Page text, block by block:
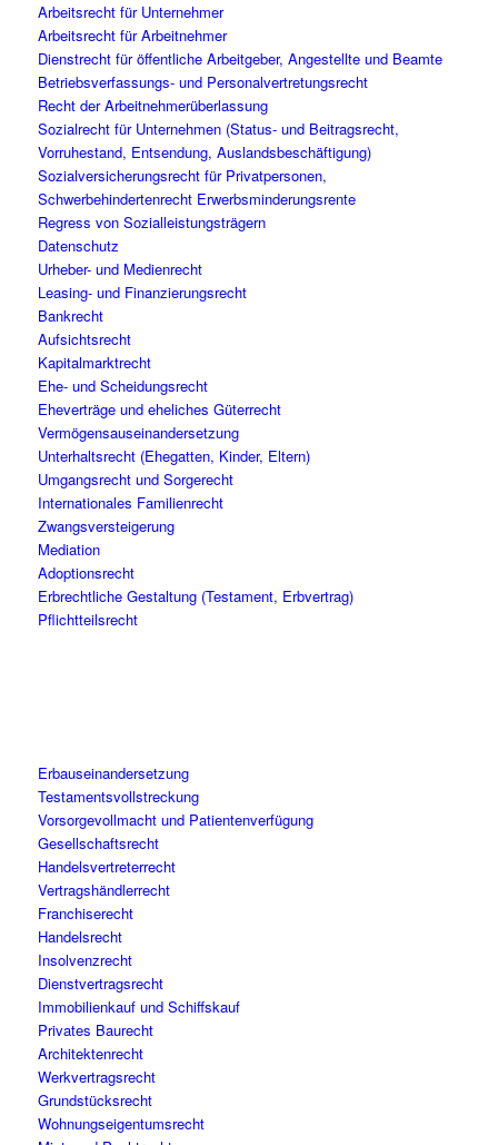
Arbeitsrecht für Unternehmer
Arbeitsrecht für Arbeitnehmer
Dienstrecht für öffentliche Arbeitgeber, Angestellte und Beamte
Betriebsverfassungs- und Personalvertretungsrecht
Recht der Arbeitnehmerüberlassung
Sozialrecht für Unternehmen (Status- und Beitragsrecht,
Vorruhestand, Entsendung, Auslandsbeschäftigung)
Sozialversicherungsrecht für Privatpersonen,
Schwerbehindertenrecht Erwerbsminderungsrente
Regress von Sozialleistungsträgern
Datenschutz
Urheber- und Medienrecht
Leasing- und Finanzierungsrecht
Bankrecht
Aufsichtsrecht
Kapitalmarktrecht
Ehe- und Scheidungsrecht
Eheverträge und eheliches Güterrecht
Vermögensauseinandersetzung
Unterhaltsrecht (Ehegatten, Kinder, Eltern)
Umgangsrecht und Sorgerecht
Internationales Familienrecht
Zwangsversteigerung
Mediation
Adoptionsrecht
Erbrechtliche Gestaltung (Testament, Erbvertrag)
Pflichtteilsrecht
Erbauseinandersetzung
Testamentsvollstreckung
Vorsorgevollmacht und Patientenverfügung
Gesellschaftsrecht
Handelsvertreterrecht
Vertragshändlerrecht
Franchiserecht
Handelsrecht
Insolvenzrecht
Dienstvertragsrecht
Immobilienkauf und Schiffskauf
Privates Baurecht
Architektenrecht
Werkvertragsrecht
Grundstücksrecht
Wohnungseigentumsrecht